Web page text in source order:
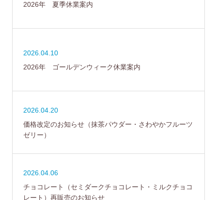
2026年 夏季休業案内
2026.04.10
2026年 ゴールデンウィーク休業案内
2026.04.20
価格改定のお知らせ（抹茶パウダー・さわやかフルーツ
ゼリー）
2026.04.06
チョコレート（セミダークチョコレート・ミルクチョコ
レート）再販売のお知らせ